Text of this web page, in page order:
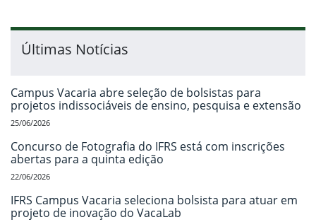
Últimas Notícias
Campus Vacaria abre seleção de bolsistas para
projetos indissociáveis de ensino, pesquisa e extensão
25/06/2026
Concurso de Fotografia do IFRS está com inscrições
abertas para a quinta edição
22/06/2026
IFRS Campus Vacaria seleciona bolsista para atuar em
projeto de inovação do VacaLab